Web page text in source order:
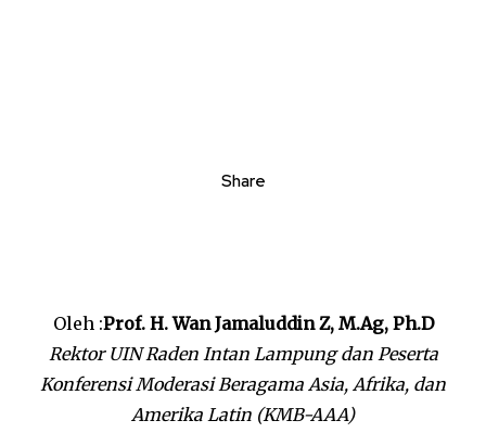
Share
Oleh :Prof. H. Wan Jamaluddin Z, M.Ag, Ph.D
Rektor UIN Raden Intan Lampung dan Peserta
Konferensi Moderasi Beragama Asia, Afrika, dan
Amerika Latin (KMB-AAA)